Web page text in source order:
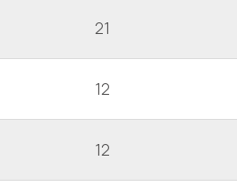
21
12
12